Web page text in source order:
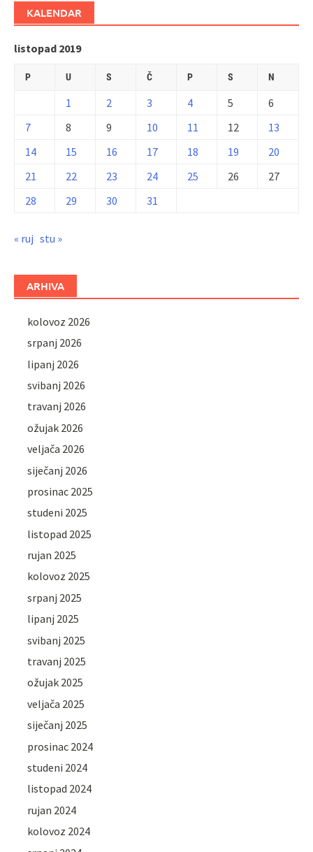
KALENDAR
listopad 2019
P U S Č P S N
1 2 3 4 5
6
7
8 9 10 11 12
13
14
15 16 17 18 19
20
21
22 23 24 25 26
27
28
29 30 31
« ruj stu »
ARHIVA
kolovoz 2026
srpanj 2026
lipanj 2026
svibanj 2026
travanj 2026
ožujak 2026
veljača 2026
siječanj 2026
prosinac 2025
studeni 2025
listopad 2025
rujan 2025
kolovoz 2025
srpanj 2025
lipanj 2025
svibanj 2025
travanj 2025
ožujak 2025
veljača 2025
siječanj 2025
prosinac 2024
studeni 2024
listopad 2024
rujan 2024
kolovoz 2024